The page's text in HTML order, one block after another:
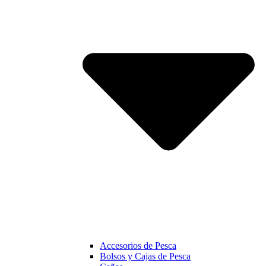
Accesorios de Pesca
Bolsos y Cajas de Pesca